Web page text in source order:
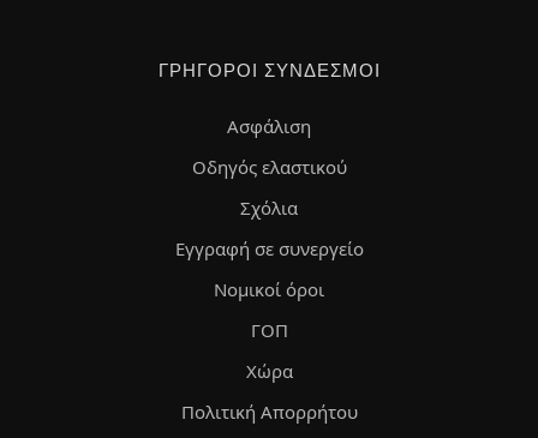
ΓΡΉΓΟΡΟΙ ΣΎΝΔΕΣΜΟΙ
Ασφάλιση
Οδηγός ελαστικού
Σχόλια
Εγγραφή σε συνεργείο
Νομικοί όροι
ΓΟΠ
Χώρα
Πολιτική Απορρήτου